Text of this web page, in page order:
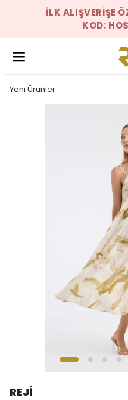
İLK ALIŞVERIŞE
KOD:
Yeni Ürünler
REJİ